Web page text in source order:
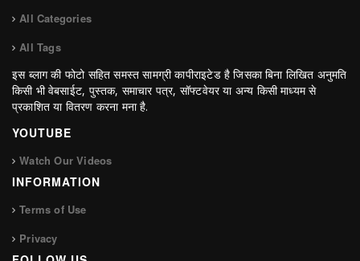
All Categories
All Tags
इस ब्लाग की फोटो सहित समस्त सामग्री कापीराइटेड है जिसका बिना लिखित अनुमति
किसी भी वेबसाईट, पुस्तक, समाचार पत्र, सॉफ्टवेयर या अन्य किसी माध्यम से
प्रकाशित या वितरण करना मना है.
YOUTUBE
Watch Our Videos
INFORMATION
Terms of Use
Privacy